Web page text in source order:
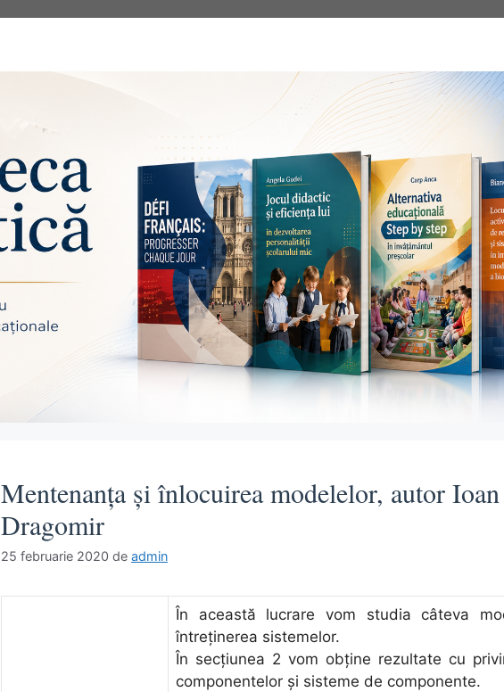
Mentenanța și înlocuirea modelelor, autor
Dragomir
25 februarie 2020 de admin
În această lucrare vom studia câteva
întreținerea sistemelor.
În secțiunea 2 vom obține rezultate cu
componentelor și sisteme de componente.